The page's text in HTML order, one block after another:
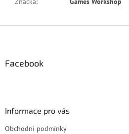
Facebook
Informace pro vás
Obchodní podmínky